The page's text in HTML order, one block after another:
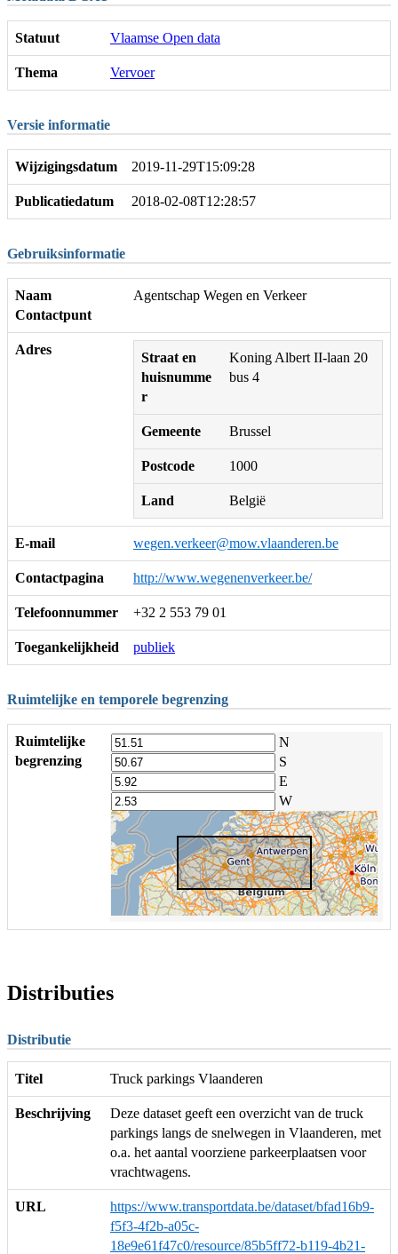
Statuut Vlaamse Open data
Thema Vervoer
Versie informatie
Wijzigingsdatum 2019-11-29T15:09:28
Publicatiedatum 2018-02-08T12:28:57
Gebruiksinformatie
Naam
Contactpunt
Agentschap Wegen en Verkeer
Adres
Straat en
huisnumme
r
Koning Albert II-laan 20
bus 4
Gemeente Brussel
Postcode 1000
Land België
E-mail wegen.verkeer@mow.vlaanderen.be
Contactpagina http://www.wegenenverkeer.be/
Telefoonnummer +32 2 553 79 01
Toegankelijkheid publiek
Ruimtelijke en temporele begrenzing
Ruimtelijke
begrenzing
N
S
E
W
Distributies
Distributie
Titel Truck parkings Vlaanderen
Beschrijving
Deze dataset geeft een overzicht van de truck
parkings langs de snelwegen in Vlaanderen, met
o.a. het aantal voorziene parkeerplaatsen voor
vrachtwagens.
URL
https://www.transportdata.be/dataset/bfad16b9-
f5f3-4f2b-a05c-
18e9e61f47c0/resource/85b5ff72-b119-4b21-